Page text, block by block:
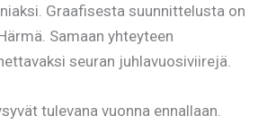
Graafisesta suunnittelusta on
Samaan yhteyteen
seuran juhlavuosiviirejä.
tulevana vuonna ennallaan.